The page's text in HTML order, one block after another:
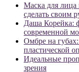
Маска для лица
сделать своим
Даша Корейка:
современной
Омбре на
пластической
Идеальные
зрения